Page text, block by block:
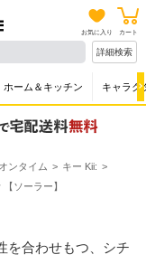
お気に入り カート
詳細検索
ホーム＆キッチン キャラク
ンタイム
キー Kii:
ソーラー】
を合わせもつ、シチ